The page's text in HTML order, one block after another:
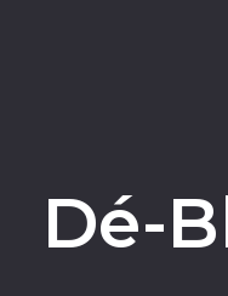
Dé-